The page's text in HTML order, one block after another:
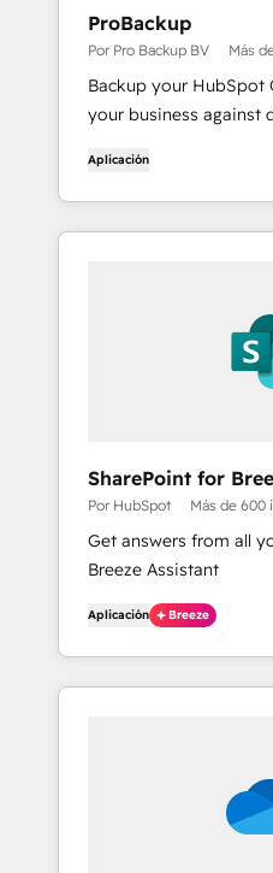
ProBackup
Por Pro Backup BV Más
Backup your HubSpot
your business against
Aplicación
SharePoint for
Por HubSpot Más de 600
Get answers from all
Breeze Assistant
Aplicación Breeze